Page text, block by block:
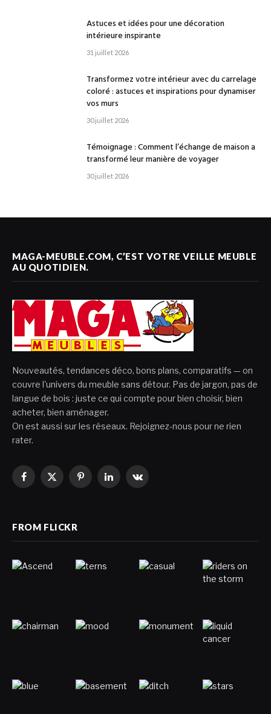
Astuces et idées pour une décoration
intérieure inspirante
31 juillet 2026
Transformez votre intérieur avec du carrelage
coloré : astuces et inspirations pour dynamiser
vos murs
30 juillet 2026
Témoignage : Comment l’échange de maison a
transformé leur manière de voyager
30 juillet 2026
MAGA-MEUBLE.COM, C’EST VOTRE VEILLE MEUBLE
AU QUOTIDIEN.
Nouveautés, tendances déco, bons plans, comparatifs — on
couvre l'univers du meuble sans détour. Pas de jargon, pas de
langue de bois : juste ce qui compte pour bien choisir, bien
acheter, bien aménager.
On est aussi sur les réseaux. Rejoignez-nous pour ne rien
rater.
Facebook
X
PinterestLinkedInVKontakte
FROM FLICKR